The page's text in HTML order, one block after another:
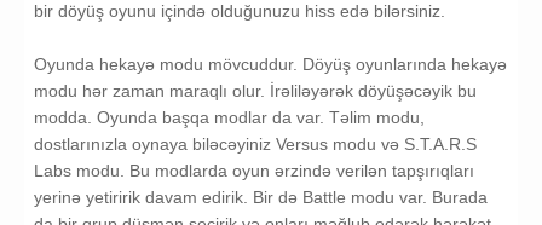
bir döyüş oyunu içində olduğunuzu hiss edə bilərsiniz.
Oyunda hekayə modu mövcuddur. Döyüş oyunlarında hekayə
modu hər zaman maraqlı olur. İrəliləyərək döyüşəcəyik bu
modda. Oyunda başqa modlar da var. Təlim modu,
dostlarınızla oynaya biləcəyiniz Versus modu və S.T.A.R.S
Labs modu. Bu modlarda oyun ərzində verilən tapşırıqları
yerinə yetiririk davam edirik. Bir də Battle modu var. Burada